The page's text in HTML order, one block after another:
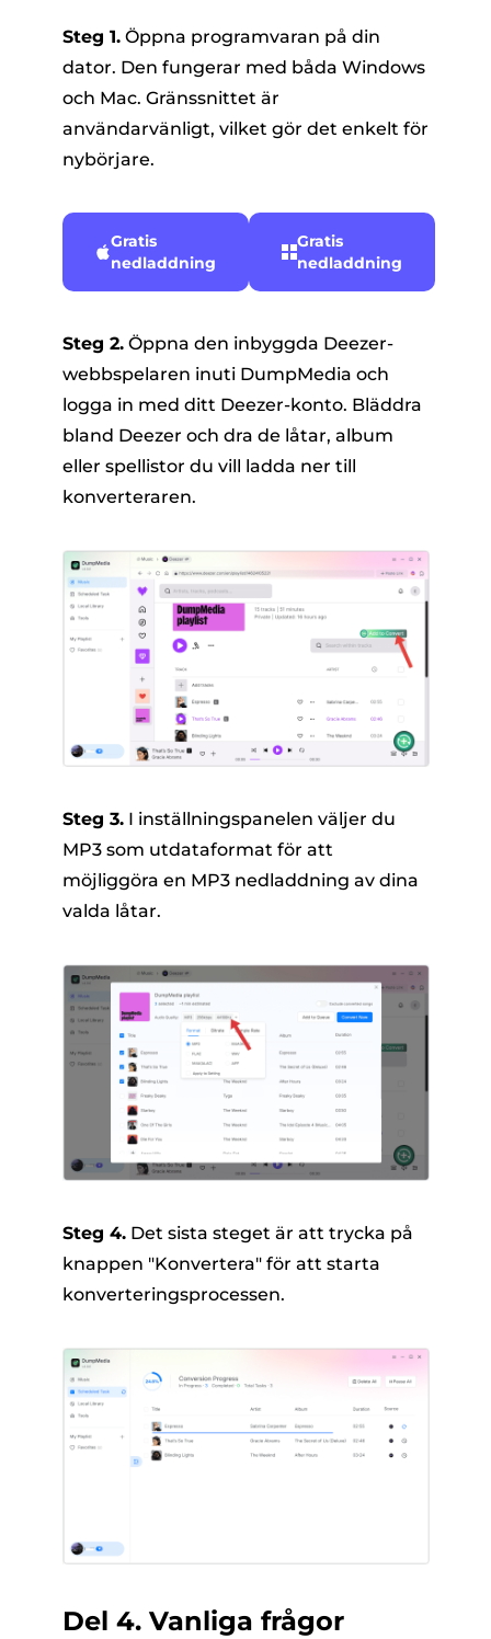
Steg 1.Öppna programvaran på din
dator. Den fungerar med båda Windows
och Mac. Gränssnittet är
användarvänligt, vilket gör det enkelt för
nybörjare.
Gratis
nedladdning
Gratis
nedladdning
Steg 2.Öppna den inbyggda Deezer-
webbspelaren inuti DumpMedia och
logga in med ditt Deezer-konto. Bläddra
bland Deezer och dra de låtar, album
eller spellistor du vill ladda ner till
konverteraren.
Steg 3.I inställningspanelen väljer du
MP3 som utdataformat för att
möjliggöra en MP3 nedladdning av dina
valda låtar.
Steg 4.Det sista steget är att trycka på
knappen "Konvertera" för att starta
konverteringsprocessen.
Del 4. Vanliga frågor